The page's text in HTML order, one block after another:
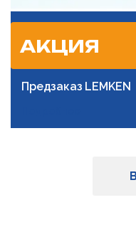
АКЦИЯ
Предзаказ LEMKEN